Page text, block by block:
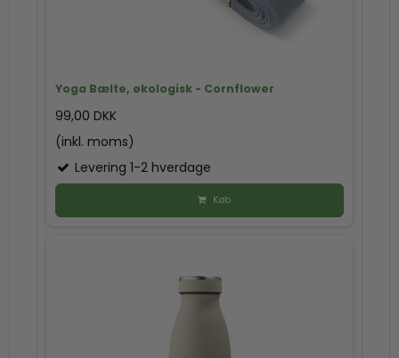
Yoga Bælte, økologisk - Cornflower
99,00 DKK
(inkl. moms)
Levering 1-2 hverdage
Køb